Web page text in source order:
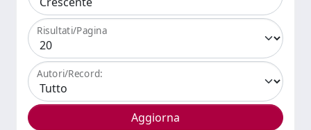
Risultati/Pagina
Autori/Record: